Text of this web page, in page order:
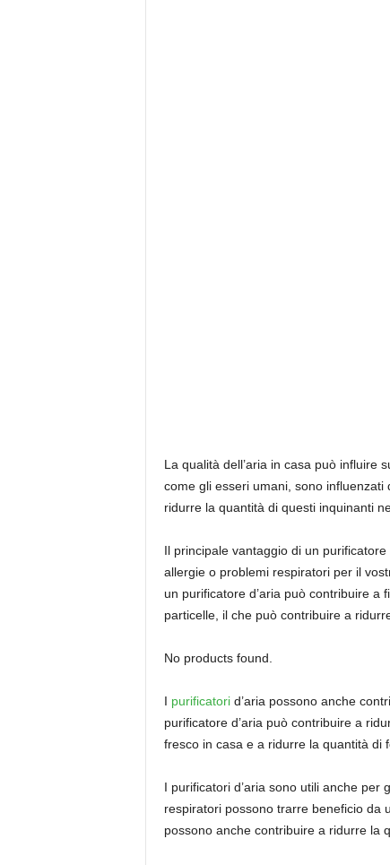
La qualità dell’aria in casa può influire
come gli esseri umani, sono influenzati
ridurre la quantità di questi inquinanti
Il principale vantaggio di un
allergie o problemi respiratori per il
un purificatore d’aria può contribuire a
particelle, il che può contribuire a
No products found.
I purificatorid’aria possono anche
purificatore d’aria può contribuire a
fresco in casa e a ridurre la quantità di
I purificatori d’aria sono utili anche
respiratori possono trarre beneficio da
possono anche contribuire a ridurre la